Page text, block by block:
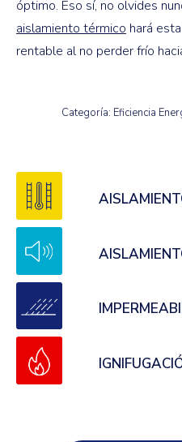
óptimo. Eso sí, no olvides
aislamiento térmico hará
rentable al no perder frío
Categoría: Eficiencia